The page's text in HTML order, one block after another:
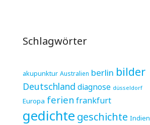
Schlagwörter
akupunktur Australien berlin bilder
Deutschland diagnose düsseldorf
Europa ferien frankfurt
gedichte geschichte Indien